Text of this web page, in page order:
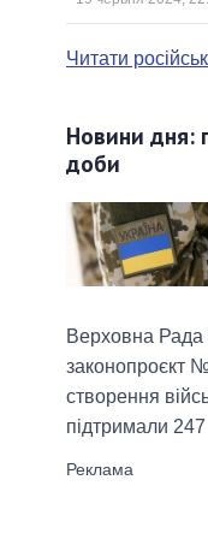
Читати
Новини дня:
доби
Верховна Рада
законопроєкт
створення
підтримали